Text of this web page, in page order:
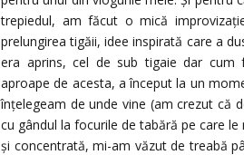
trepiedul, am făcut o mică
prelungirea tigăii, idee inspirată care a
era aprins, cel de sub tigaie dar
aproape de acesta, a început la un
înțelegeam de unde vine (am crezut că
cu gândul la focurile de tabără pe care
și concentrată, mi-am văzut de treabă